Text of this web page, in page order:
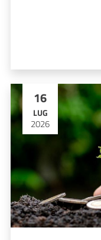
16
LUG
2026